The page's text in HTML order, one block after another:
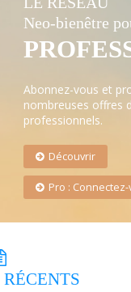
Neo-bienêtre
Abonnez-vous et
nombreuses offres
professionnels.
Découvrir
Pro : Connectez-
RÉCENTS